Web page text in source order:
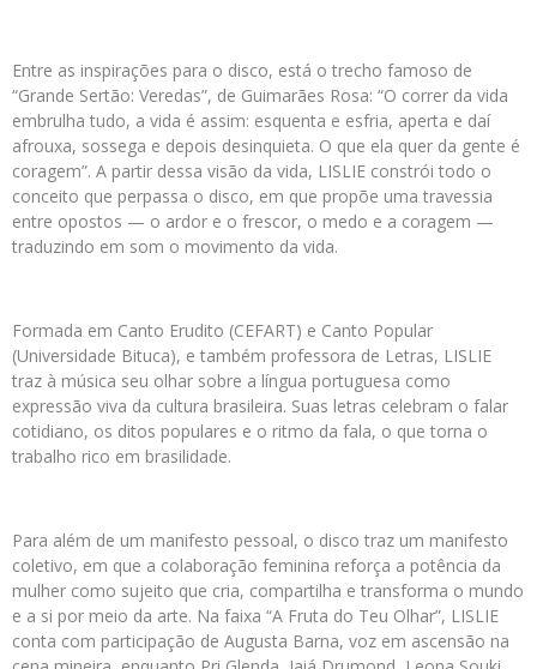
Entre as inspirações para o disco, está o trecho famoso de
“Grande Sertão: Veredas”, de Guimarães Rosa: “O correr da vida
embrulha tudo, a vida é assim: esquenta e esfria, aperta e daí
afrouxa, sossega e depois desinquieta. O que ela quer da gente é
coragem”. A partir dessa visão da vida, LISLIE constrói todo o
conceito que perpassa o disco, em que propõe uma travessia
entre opostos — o ardor e o frescor, o medo e a coragem —
traduzindo em som o movimento da vida.
Formada em Canto Erudito (CEFART) e Canto Popular
(Universidade Bituca), e também professora de Letras, LISLIE
traz à música seu olhar sobre a língua portuguesa como
expressão viva da cultura brasileira. Suas letras celebram o falar
cotidiano, os ditos populares e o ritmo da fala, o que torna o
trabalho rico em brasilidade.
Para além de um manifesto pessoal, o disco traz um manifesto
coletivo, em que a colaboração feminina reforça a potência da
mulher como sujeito que cria, compartilha e transforma o mundo
e a si por meio da arte. Na faixa “A Fruta do Teu Olhar”, LISLIE
conta com participação de Augusta Barna, voz em ascensão na